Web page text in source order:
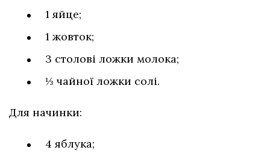
1 яйце;
1 жовток;
3 столові ложки молока;
⅓ чайної ложки солі.
Для начинки:
4 яблука;